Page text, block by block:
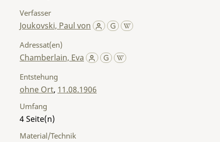
Verfasser
Joukovski, Paul von
Adressat(en)
Chamberlain, Eva
Entstehung
ohne Ort, 11.08.1906
Umfang
4
Material/Technik